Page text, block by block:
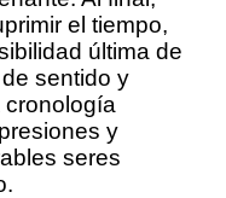
el tiempo,
última de
sentido y
y
seres